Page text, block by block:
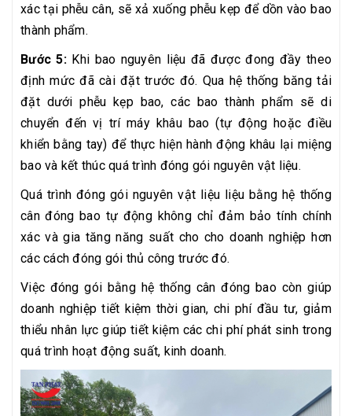
xác tại phễu cân, sẽ xả xuống phễu kẹp để dồn vào bao
thành phẩm.
Bước 5: Khi bao nguyên liệu đã được đong đầy theo
định mức đã cài đặt trước đó. Qua hệ thống băng tải
đặt dưới phễu kẹp bao, các bao thành phẩm sẽ di
chuyển đến vị trí máy khâu bao (tự động hoặc điều
khiển bằng tay) để thực hiện hành động khâu lại miệng
bao và kết thúc quá trình đóng gói nguyên vật liệu.
Quá trình đóng gói nguyên vật liệu liệu bằng hệ thống
cân đóng bao tự động không chỉ đảm bảo tính chính
xác và gia tăng năng suất cho cho doanh nghiệp hơn
các cách đóng gói thủ công trước đó.
Việc đóng gói bằng hệ thống cân đóng bao còn giúp
doanh nghiệp tiết kiệm thời gian, chi phí đầu tư, giảm
thiểu nhân lực giúp tiết kiệm các chi phí phát sinh trong
quá trình hoạt động suất, kinh doanh.